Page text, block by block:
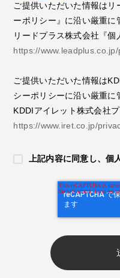
ご提供いただいた情報は
ーポリシー』に沿い厳重に
リードプラス株式会社『個
https://
ご提供いただいた情報は
シーポリシーに沿い厳重に
KDDIアイレット株式会社
https://www.iret.co.jp/
上記内容に同意し、個